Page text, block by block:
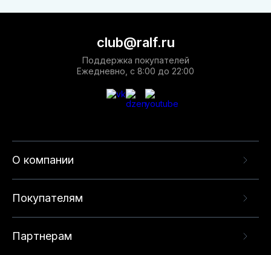
О компании
Покупателям
Партнерам
club@ralf.ru
Поддержка покупателей
Ежедневно, с 8:00 до 22:00